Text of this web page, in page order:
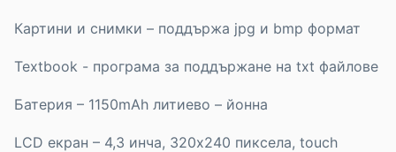
Картини и снимки – поддържа jpg и bmp формат
Textbook - програма за поддържане на txt файлове
Батерия – 1150mAh литиево – йонна
LCD екран – 4,3 инча, 320x240 пиксела, touch